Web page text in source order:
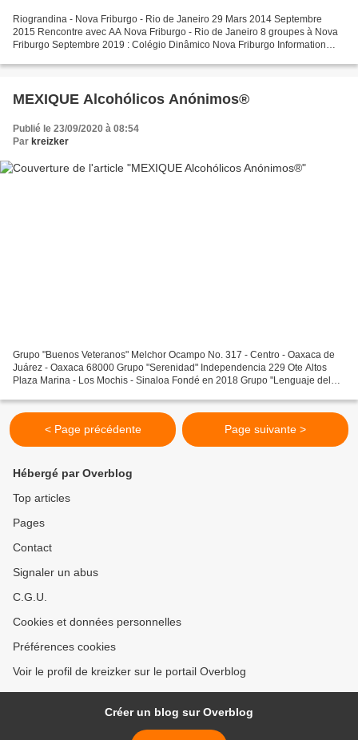
Riograndina - Nova Friburgo - Rio de Janeiro 29 Mars 2014 Septembre
2015 Rencontre avec AA Nova Friburgo - Rio de Janeiro 8 groupes à Nova
Friburgo Septembre 2019 : Colégio Dinâmico Nova Friburgo Information
MEXIQUE Alcohólicos Anónimos®
Publié le 23/09/2020 à 08:54
Par kreizker
Grupo "Buenos Veteranos" Melchor Ocampo No. 317 - Centro - Oaxaca de
Juárez - Oaxaca 68000 Grupo "Serenidad" Independencia 229 Ote Altos
Plaza Marina - Los Mochis - Sinaloa Fondé en 2018 Grupo "Lenguaje del
< Page précédente Page suivante >
Hébergé par Overblog
Top articles
Pages
Contact
Signaler un abus
C.G.U.
Cookies et données personnelles
Préférences cookies
Voir le profil de kreizker sur le portail Overblog
Créer un blog sur Overblog